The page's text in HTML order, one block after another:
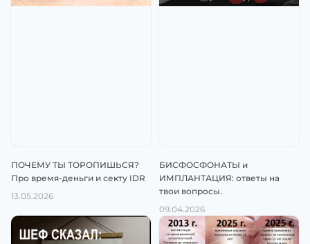
ПОЧЕМУ ТЫ ТОРОПИШЬСЯ?
Про время-деньги и секту IDR
13.05.2026
БИСФОСФОНАТЫ и
ИМПЛАНТАЦИЯ: ответы на
твои вопросы.
09.04.2026